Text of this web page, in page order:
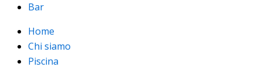
Bar
Home
Chi siamo
Piscina